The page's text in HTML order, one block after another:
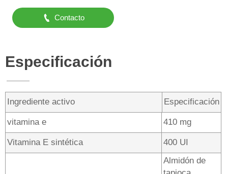
 Contacto
Especificación
Ingrediente activo Especificación
vitamina e 410 mg
Vitamina E sintética 400 UI
Almidón de